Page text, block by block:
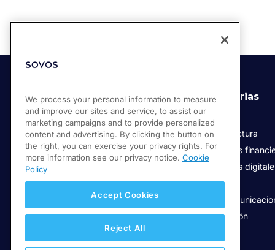
Soluciones
Compliance Cloud
Facturación Electrónica
Servicios de confianza digital
Industrias
Manufactura
Servicios
Servicios
Salud
Educación
We process your personal information to measure
and improve our sites and service, to assist our
marketing campaigns and to provide personalized
content and advertising. By clicking the button on
the right, you can exercise your privacy rights. For
more information see our privacy notice. Cookie
Policy
Accept Cookies
Reject All